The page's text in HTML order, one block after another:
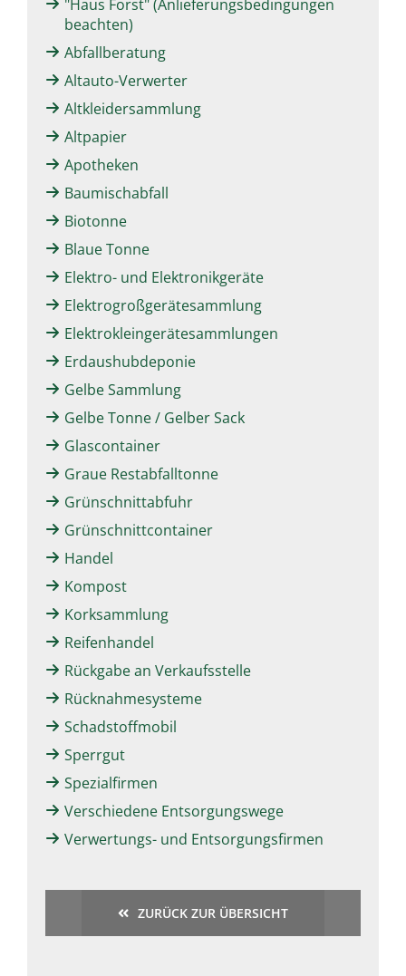
"Haus Forst" (Anlieferungsbedingungen
beachten)
Abfallberatung
Altauto-Verwerter
Altkleidersammlung
Altpapier
Apotheken
Baumischabfall
Biotonne
Blaue Tonne
Elektro- und Elektronikgeräte
Elektrogroßgerätesammlung
Elektrokleingerätesammlungen
Erdaushubdeponie
Gelbe Sammlung
Gelbe Tonne / Gelber Sack
Glascontainer
Graue Restabfalltonne
Grünschnittabfuhr
Grünschnittcontainer
Handel
Kompost
Korksammlung
Reifenhandel
Rückgabe an Verkaufsstelle
Rücknahmesysteme
Schadstoffmobil
Sperrgut
Spezialfirmen
Verschiedene Entsorgungswege
Verwertungs- und Entsorgungsfirmen
ZURÜCK ZUR ÜBERSICHT